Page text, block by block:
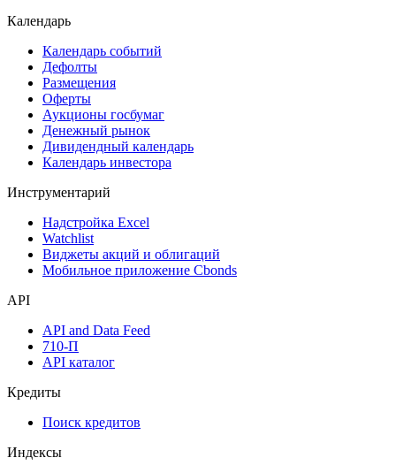
Календарь
Календарь событий
Дефолты
Размещения
Оферты
Аукционы госбумаг
Денежный рынок
Дивидендный календарь
Календарь инвестора
Инструментарий
Надстройка Excel
Watchlist
Виджеты акций и облигаций
Мобильное приложение Cbonds
API
API and Data Feed
710-П
API каталог
Кредиты
Поиск кредитов
Индексы